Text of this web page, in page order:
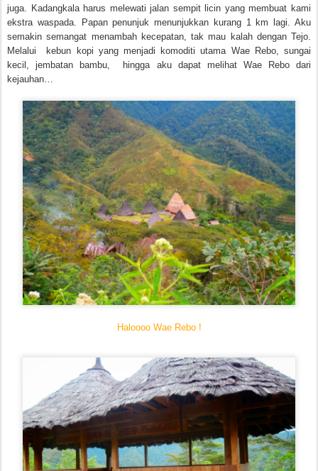
juga. Kadangkala harus melewati jalan sempit licin yang membuat kami
ekstra waspada. Papan penunjuk menunjukkan kurang 1 km lagi. Aku
semakin semangat menambah kecepatan, tak mau kalah dengan Tejo.
Melalui kebun kopi yang menjadi komoditi utama Wae Rebo, sungai
kecil, jembatan bambu, hingga aku dapat melihat Wae Rebo dari
kejauhan…
Haloooo Wae Rebo !